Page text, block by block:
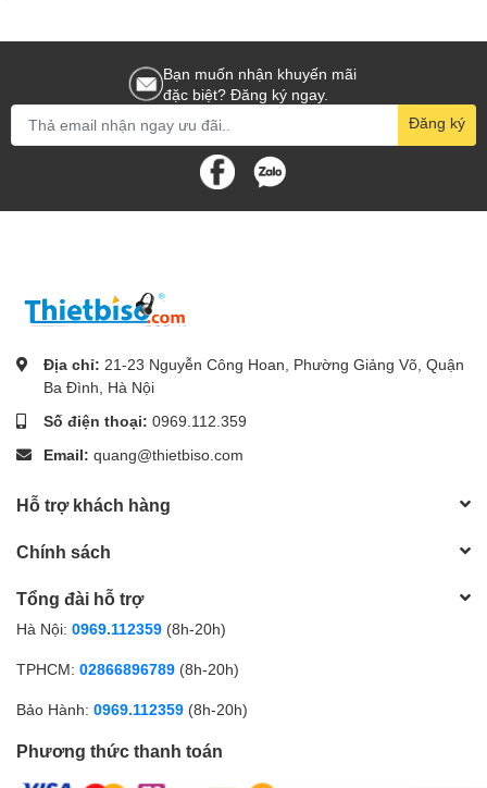
Bạn muốn nhận khuyến mãi
đặc biệt? Đăng ký ngay.
Đăng ký
Địa chỉ: 21-23 Nguyễn Công Hoan, Phường Giảng Võ, Quận
Ba Đình, Hà Nội
Số điện thoại: 0969.112.359
Email: quang@thietbiso.com
Hỗ trợ khách hàng
Chính sách
Tổng đài hỗ trợ
Hà Nội: 0969.112359 (8h-20h)
TPHCM: 02866896789 (8h-20h)
Bảo Hành: 0969.112359 (8h-20h)
Phương thức thanh toán